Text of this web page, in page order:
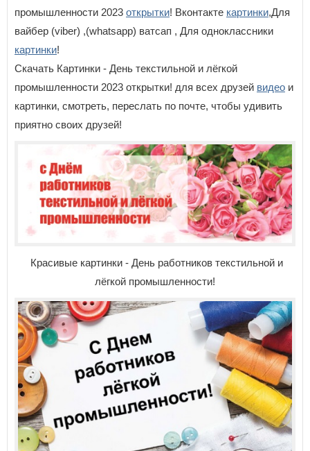
промышленности 2023 открытки! Вконтакте картинки,Для
вайбер (viber) ,(whatsapp) ватсап , Для одноклассники
картинки!
Скачать Картинки - День текстильной и лёгкой
промышленности 2023 открытки! для всех друзей видео и
картинки, смотреть, переслать по почте, чтобы удивить
приятно своих друзей!
Красивые картинки - День работников текстильной и
лёгкой промышленности!